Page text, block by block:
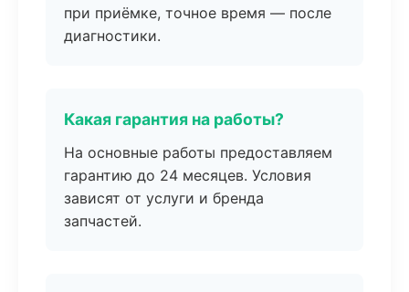
при приёмке, точное время — после
диагностики.
Какая гарантия на работы?
На основные работы предоставляем
гарантию до 24 месяцев. Условия
зависят от услуги и бренда
запчастей.